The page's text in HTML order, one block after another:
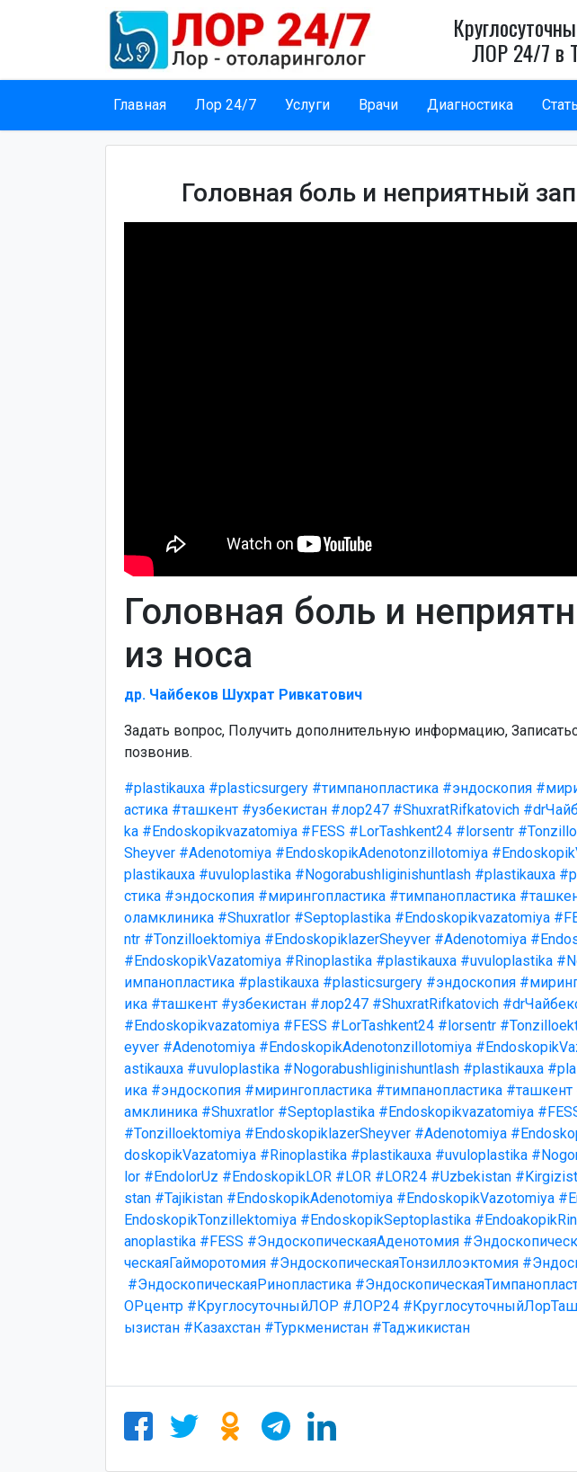
ЛОР 24/7 в
Главная Лор 24/7 Услуги Врачи Диагностика
Головная боль и неприятный
Головная боль и
из носа
др. Чайбеков Шухрат Ривкатович
Задать вопрос, Получить дополнительную информацию,
позвонив.
#plastikauxa #plasticsurgery #тимпанопластика #эндоскопия
астика #ташкент #узбекистан #лор247 #ShuxratRifkatovich
ka #Endoskopikvazatomiya #FESS #LorTashkent24 #lorsentr
Sheyver #Adenotomiya #EndoskopikAdenotonzillotomiya
plastikauxa #uvuloplastika #Nogorabushliginishuntlash #plastikauxa
стика #эндоскопия #мирингопластика #тимпанопластика
оламклиника #Shuxratlor #Septoplastika #Endoskopikvazatomiya
ntr #Tonzilloektomiya #EndoskopiklazerSheyver #Adenotomiya
#EndoskopikVazatomiya #Rinoplastika #plastikauxa #uvuloplastika
импанопластика #plastikauxa #plasticsurgery #эндоскопия
ика #ташкент #узбекистан #лор247 #ShuxratRifkatovich
#Endoskopikvazatomiya #FESS #LorTashkent24 #lorsentr
eyver #Adenotomiya #EndoskopikAdenotonzillotomiya
astikauxa #uvuloplastika #Nogorabushliginishuntlash #plastikauxa
ика #эндоскопия #мирингопластика #тимпанопластика #ташкент
амклиника #Shuxratlor #Septoplastika #Endoskopikvazatomiya
#Tonzilloektomiya #EndoskopiklazerSheyver #Adenotomiya
doskopikVazatomiya #Rinoplastika #plastikauxa #uvuloplastika
lor #EndolorUz #EndoskopikLOR #LOR #LOR24 #Uzbekistan
stan #Tajikistan #EndoskopikAdenotomiya #EndoskopikVazotomiya
EndoskopikTonzillektomiya #EndoskopikSeptoplastika
anoplastika #FESS #ЭндоскопическаяАденотомия
ческаяГайморотомия #ЭндоскопическаяТонзиллоэктомия
#ЭндоскопическаяРинопластика
ОРцентр #КруглосуточныйЛОР #ЛОР24
ызистан #Казахстан #Туркменистан #Таджикистан